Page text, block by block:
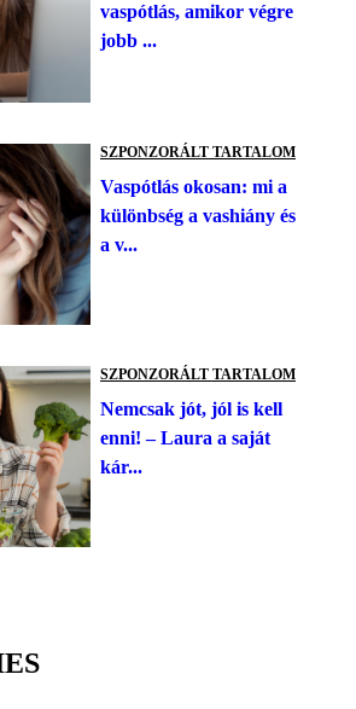
vaspótlás, amikor végre
jobb ...
SZPONZORÁLT TARTALOM
Vaspótlás okosan: mi a
különbség a vashiány és
a v...
SZPONZORÁLT TARTALOM
Nemcsak jót, jól is kell
enni! – Laura a saját
kár...